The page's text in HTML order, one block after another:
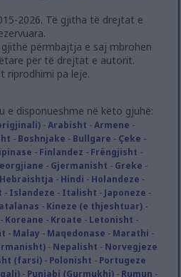
2026. Të gjitha të drejtat e
përmbajtja e saj mbrohen
për të drejtat e autorit.
riprodhimi pa leje.
e disponueshme në këto gjuhë:
-Arabisht -Armene -
- Boshnjake - Bullgare - Çeke -
- Finlandez - Frëngjisht -
- Gjermanisht - Greke -
Hebraishtja - Hindi - Holandeze -
- Islandeze - Italisht - Japoneze -
- Kineze (e thjeshtuar) -
Koreane - Kroate - Letonisht -
- Malay - Maqedonase - Marathi -
- Nepalisht - Norvegjeze
(farsi) - Polonisht - Portugeze
- Punjabi (Gurmukhi) - Rumun -